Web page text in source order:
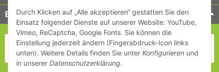
Bezahlung & Versand
Durch Klicken auf „Alle akzeptieren“ gestatten Sie den
Einsatz folgender Dienste auf unserer Website: YouTube,
Vimeo, ReCaptcha, Google Fonts. Sie können die
Einstellung jederzeit ändern (Fingerabdruck-Icon links
unten). Weitere Details finden Sie unter Konfigurieren und
in unserer Datenschutzerklärung.